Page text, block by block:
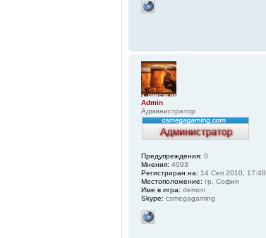
Admin
Администратор
Предупреждения: 0
Мнения: 4093
Регистриран на: 14 Сеп 2010, 17:48
Местоположение: гр. София
Име в игра: demon
Skype: csmegagaming